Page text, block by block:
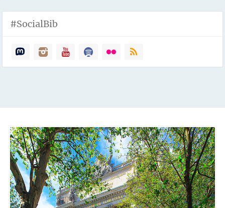
#SocialBib